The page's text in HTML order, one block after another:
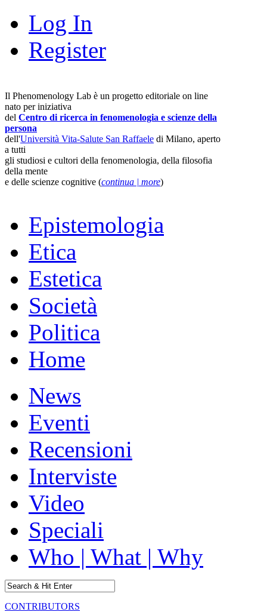
Log In
Register
Il Phenomenology Lab è un progetto editoriale on line
nato per iniziativa
del Centro di ricerca in fenomenologia e scienze della
persona
dell'Università Vita-Salute San Raffaele di Milano, aperto
a tutti
gli studiosi e cultori della fenomenologia, della filosofia
della mente
e delle scienze cognitive (continua | more)
Epistemologia
Etica
Estetica
Società
Politica
Home
News
Eventi
Recensioni
Interviste
Video
Speciali
Who | What | Why
CONTRIBUTORS